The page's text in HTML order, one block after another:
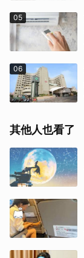
05
06
其他人也看了